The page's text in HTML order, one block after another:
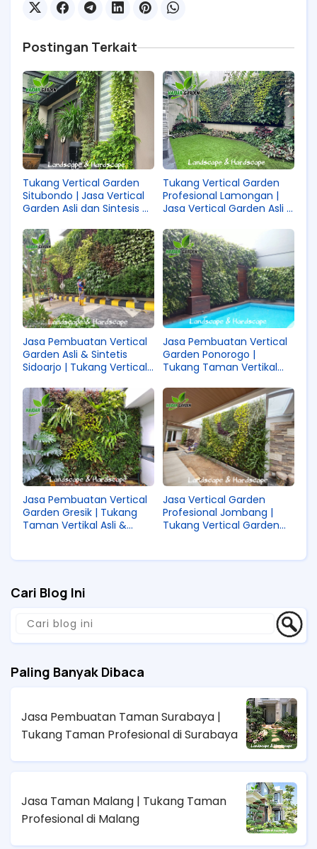
Postingan Terkait
Tukang Vertical Garden
Situbondo | Jasa Vertical
Garden Asli dan Sintesis di
Tukang Vertical Garden
Profesional Lamongan |
Jasa Vertical Garden Asli &
Jasa Pembuatan Vertical
Garden Asli & Sintetis
Sidoarjo | Tukang Vertical
Sidoarjo
Jasa Pembuatan Vertical
Garden Ponorogo |
Tukang Taman Vertikal
Jasa Pembuatan Vertical
Garden Gresik | Tukang
Taman Vertikal Asli &
Jasa Vertical Garden
Profesional Jombang |
Tukang Vertical Garden
Cari Blog Ini
Paling Banyak Dibaca
Jasa Pembuatan Taman Surabaya |
Tukang Taman Profesional di Surabaya
Jasa Taman Malang | Tukang Taman
Profesional di Malang